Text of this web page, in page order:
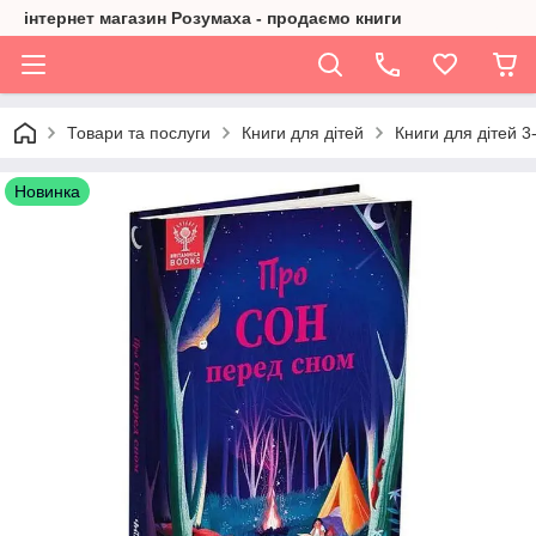
інтернет магазин Розумаха - продаємо книги
Товари та послуги Книги для дітей Книги для дітей
Новинка